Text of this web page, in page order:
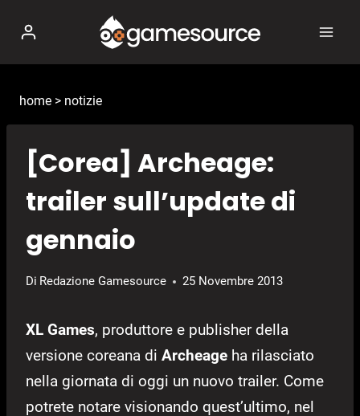
contenuto
home > notizie
[Corea] Archeage:
trailer sull’update di
gennaio
Di Redazione Gamesource 25 Novembre 2013
XL Games, produttore e publisher della
versione coreana di Archeage ha rilasciato
nella giornata di oggi un nuovo trailer. Come
potrete notare visionando quest’ultimo, nel